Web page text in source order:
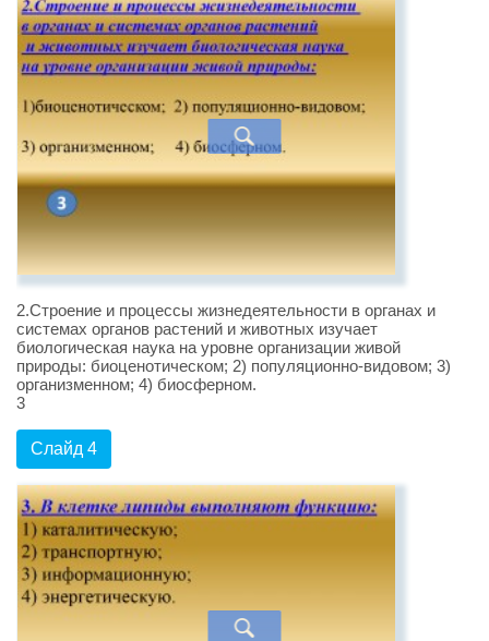
2.Строение и процессы жизнедеятельности в органах и
системах органов растений и животных изучает
биологическая наука на уровне организации живой
природы: биоценотическом; 2) популяционно-видовом; 3)
организменном; 4) биосферном.
3
Слайд 4